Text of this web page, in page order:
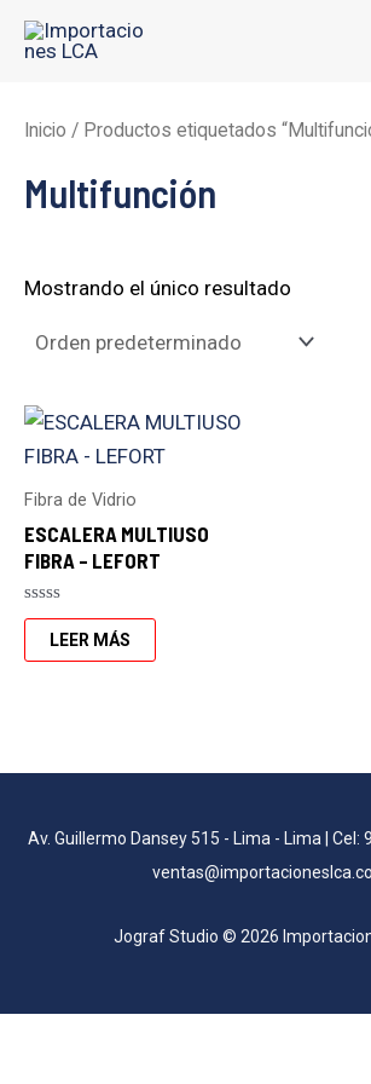
Inicio / Productos etiquetados
Multifunción
Mostrando el único resultado
Fibra de Vidrio
ESCALERA MULTIUSO
FIBRA – LEFORT
Valorado
conLEER MÁS
Av. Guillermo Dansey 515 - Lima - Lima | Cel:
Jograf Studio © 2026